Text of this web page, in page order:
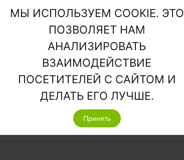
145 1.6
90
МЫ ИСПОЛЬЗУЕМ COOKIE. ЭТО
ПОЗВОЛЯЕТ НАМ
АНАЛИЗИРОВАТЬ
ВЗАИМОДЕЙСТВИЕ
ПОСЕТИТЕЛЕЙ С САЙТОМ И
ДЕЛАТЬ ЕГО ЛУЧШЕ.
Принять